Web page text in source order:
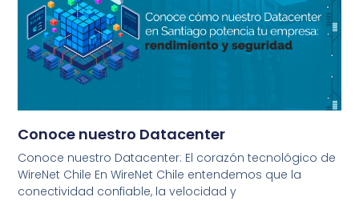
Conoce nuestro Datacenter
Conoce nuestro Datacenter: El corazón tecnológico de
WireNet Chile En WireNet Chile entendemos que la
conectividad confiable, la velocidad y